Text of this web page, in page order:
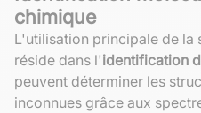
chimique
L'utilisation principale de
réside dans l'identification
peuvent déterminer les
inconnues grâce aux